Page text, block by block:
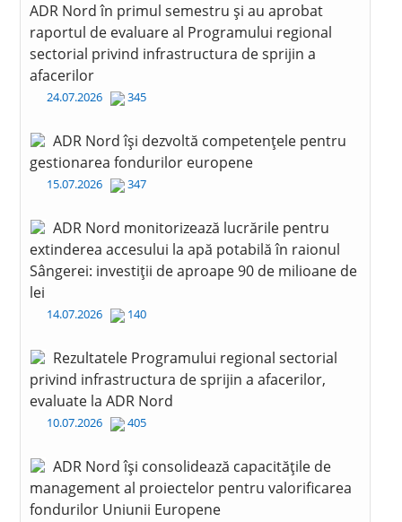
ADR Nord în primul semestru și au aprobat
raportul de evaluare al Programului regional
sectorial privind infrastructura de sprijin a
afacerilor
24.07.2026 345
ADR Nord își dezvoltă competențele pentru
gestionarea fondurilor europene
15.07.2026 347
ADR Nord monitorizează lucrările pentru
extinderea accesului la apă potabilă în raionul
Sângerei: investiții de aproape 90 de milioane de
lei
14.07.2026 140
Rezultatele Programului regional sectorial
privind infrastructura de sprijin a afacerilor,
evaluate la ADR Nord
10.07.2026 405
ADR Nord își consolidează capacitățile de
management al proiectelor pentru valorificarea
fondurilor Uniunii Europene